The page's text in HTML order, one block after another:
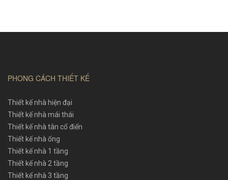
PHONG CÁCH THIẾT KẾ
Thiết kế nhà hiện đại
Thiết kế nhà mái thái
Thiết kế nhà tân cổ điển
Thiết kế nhà ống
Thiết kế nhà 1 tầng
Thiết kế nhà 2 tầng
Thiết kế nhà 3 tầng